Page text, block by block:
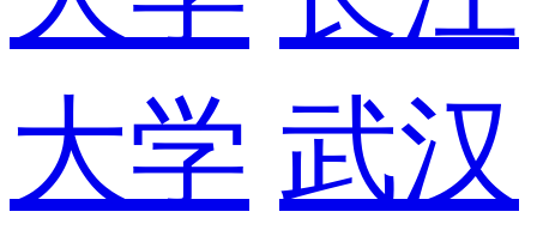
大学 武汉